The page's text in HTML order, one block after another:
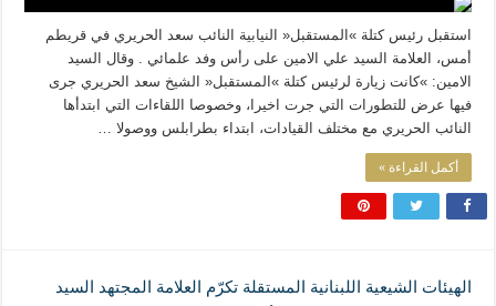
استقبل رئيس كتلة »المستقبل« النيابية النائب سعد الحريري في قريطم
أمس، العلامة السيد علي الامين على رأس وفد علمائي . وقال السيد
الامين: »كانت زيارة لرئيس كتلة »المستقبل« الشيخ سعد الحريري جرى
فيها عرض للتطورات التي جرت اخيرا، وخصوصا اللقاءات التي ابتدأها
النائب الحريري مع مختلف القيادات، ابتداء بطرابلس ووصولا …
أكمل القراءة »
الهيئات الشيعية اللبنانية المستقلة تكرّم العلامة المجتهد السيد